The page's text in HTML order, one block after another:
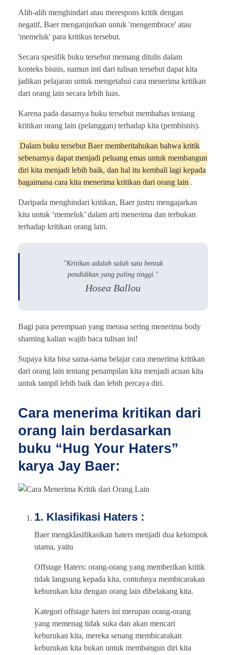
Alih-alih menghindari atau merespons kritik dengan
negatif, Baer menganjurkan untuk 'mengembrace' atau
'memeluk' para kritikus tersebut.
Secara spesifik buku tersebut memang ditulis dalam
konteks bisnis, namun inti dari tulisan tersebut dapat kita
jadikan pelajaran untuk mengetahui cara menerima kritikan
dari orang lain secara lebih luas.
Karena pada dasarnya buku tersebut membahas tentang
kritikan orang lain (pelanggan) terhadap kita (pembisnis).
Dalam buku tersebut Baer memberitahukan bahwa kritik
sebenarnya dapat menjadi peluang emas untuk membangun
diri kita menjadi lebih baik, dan hal itu kembali lagi kepada
bagaimana cara kita menerima kritikan dari orang lain .
Daripada menghindari kritikan, Baer justru mengajarkan
kita untuk ‘memeluk’ dalam arti menerima dan terbukan
terhadap kritikan orang lain.
"Kritikan adalah salah satu bentuk
pendidikan yang paling tinggi."
Hosea Ballou
Bagi para perempuan yang merasa sering menerima body
shaming kalian wajib baca tulisan ini!
Supaya kita bisa sama-sama belajar cara menerima kritikan
dari orang lain tentang penampilan kita menjadi acuan kita
untuk tampil lebih baik dan lebih percaya diri.
Cara menerima kritikan dari
orang lain berdasarkan
buku “Hug Your Haters”
karya Jay Baer:
1. Klasifikasi Haters :
Baer mengklasifikasikan haters menjadi dua kelompok
utama, yaitu
Offstage Haters: orang-orang yang memberikan kritik
tidak langsung kepada kita, contohnya membicarakan
keburukan kita dengan orang lain dibelakang kita.
Kategori offstage haters ini merupan orang-orang
yang memenag tidak suka dan akan mencari
keburukan kita, mereka senang membicarakan
keburukan kita bukan untuk membangun diri kita